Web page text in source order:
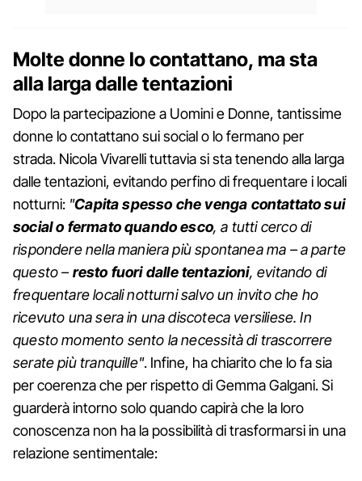
Molte donne lo contattano, ma sta
alla larga dalle tentazioni
Dopo la partecipazione a Uomini e Donne, tantissime
donne lo contattano sui social o lo fermano per
strada. Nicola Vivarelli tuttavia si sta tenendo alla larga
dalle tentazioni, evitando perfino di frequentare i locali
notturni: "Capita spesso che venga contattato sui
social o fermato quando esco, a tutti cerco di
rispondere nella maniera più spontanea ma – a parte
questo –resto fuori dalle tentazioni, evitando di
frequentare locali notturni salvo un invito che ho
ricevuto una sera in una discoteca versiliese. In
questo momento sento la necessità di trascorrere
serate più tranquille". Infine, ha chiarito che lo fa sia
per coerenza che per rispetto di Gemma Galgani. Si
guarderà intorno solo quando capirà che la loro
conoscenza non ha la possibilità di trasformarsi in una
relazione sentimentale: